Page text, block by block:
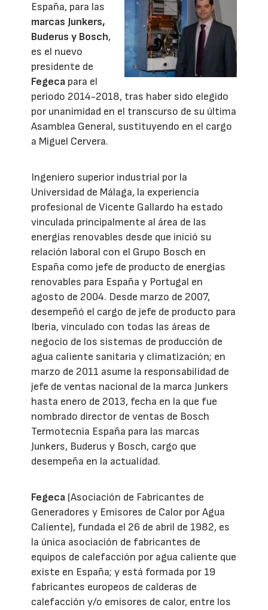
España, para las
marcas Junkers,
Buderus y Bosch,
es el nuevo
presidente de
Fegeca para el
periodo 2014-2018, tras haber sido elegido
por unanimidad en el transcurso de su última
Asamblea General, sustituyendo en el cargo
a Miguel Cervera.
Ingeniero superior industrial por la
Universidad de Málaga, la experiencia
profesional de Vicente Gallardo ha estado
vinculada principalmente al área de las
energías renovables desde que inició su
relación laboral con el Grupo Bosch en
España como jefe de producto de energías
renovables para España y Portugal en
agosto de 2004. Desde marzo de 2007,
desempeñó el cargo de jefe de producto para
Iberia, vinculado con todas las áreas de
negocio de los sistemas de producción de
agua caliente sanitaria y climatización; en
marzo de 2011 asume la responsabilidad de
jefe de ventas nacional de la marca Junkers
hasta enero de 2013, fecha en la que fue
nombrado director de ventas de Bosch
Termotecnia España para las marcas
Junkers, Buderus y Bosch, cargo que
desempeña en la actualidad.
Fegeca (Asociación de Fabricantes de
Generadores y Emisores de Calor por Agua
Caliente), fundada el 26 de abril de 1982, es
la única asociación de fabricantes de
equipos de calefacción por agua caliente que
existe en España; y está formada por 19
fabricantes europeos de calderas de
calefacción y/o emisores de calor, entre los